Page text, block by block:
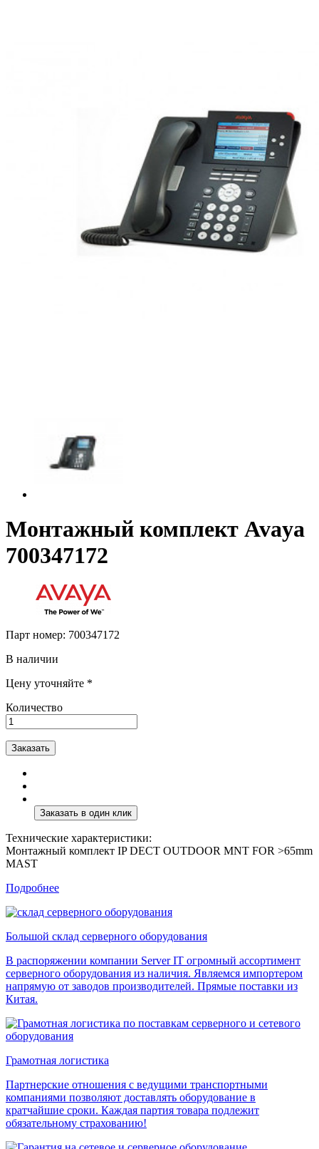
Монтажный комплект Avaya
700347172
Парт номер: 700347172
В наличии
Цену уточняйте *
Количество
Заказать
Технические характеристики:
Монтажный комплект IP DECT OUTDOOR MNT FOR >65mm
MAST
Подробнее
Большой склад серверного оборудования
В распоряжении компании Server IT огромный ассортимент
серверного оборудования из наличия. Являемся импортером
напрямую от заводов производителей. Прямые поставки из
Китая.
Грамотная логистика
Партнерские отношения с ведущими транспортными
компаниями позволяют доставлять оборудование в
кратчайшие сроки. Каждая партия товара подлежит
обязательному страхованию!